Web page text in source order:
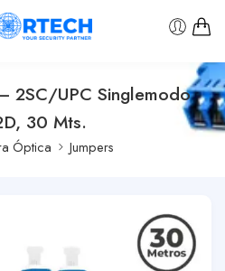
2SC/UPC Singlemodo
30 Mts.
Óptica Jumpers